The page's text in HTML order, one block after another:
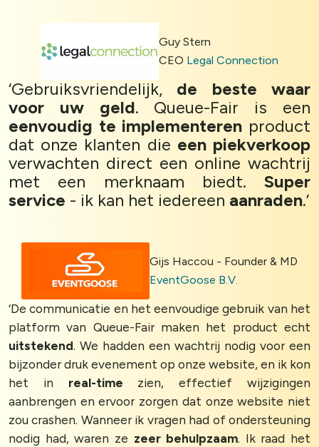
Guy Stern
CEO Legal Connection
‘Gebruiksvriendelijk, de beste waar
voor uw geld. Queue-Fair is een
eenvoudig te implementeren product
dat onze klanten die een piekverkoop
verwachten direct een online wachtrij
met een merknaam biedt. Super
service - ik kan het iedereen aanraden.’
Gijs Haccou - Founder & MD
EventGoose B.V.
‘De communicatie en het eenvoudige gebruik van het
platform van Queue-Fair maken het product echt
uitstekend. We hadden een wachtrij nodig voor een
bijzonder druk evenement op onze website, en ik kon
het in real-time zien, effectief wijzigingen
aanbrengen en ervoor zorgen dat onze website niet
zou crashen. Wanneer ik vragen had of ondersteuning
nodig had, waren ze zeer behulpzaam. Ik raad het